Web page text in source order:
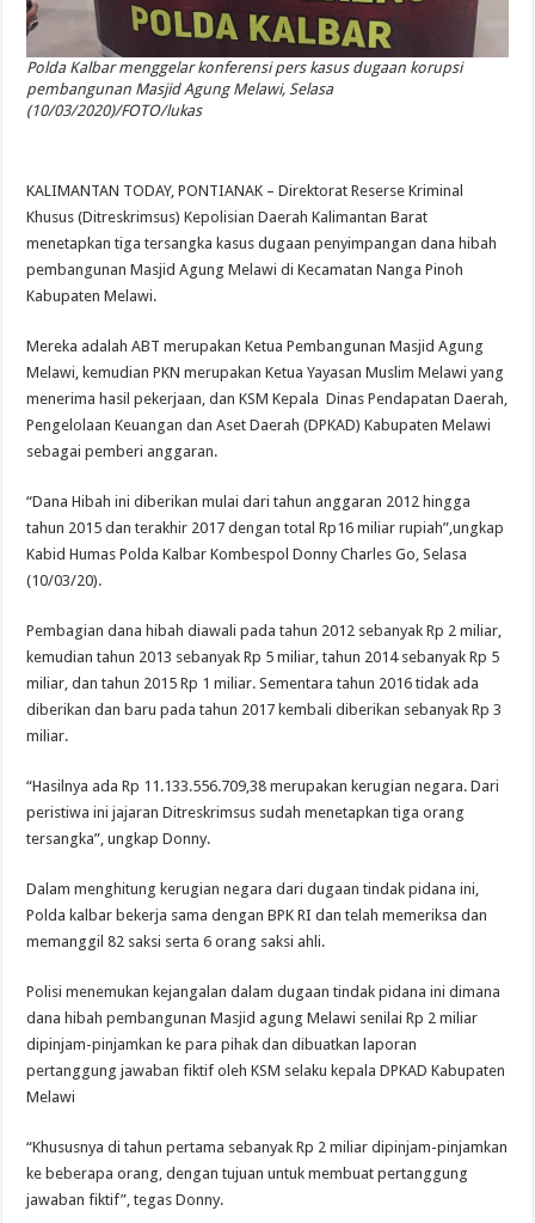
Polda Kalbar menggelar konferensi pers kasus dugaan korupsi
pembangunan Masjid Agung Melawi, Selasa
(10/03/2020)/FOTO/lukas
KALIMANTAN TODAY, PONTIANAK – Direktorat Reserse Kriminal
Khusus (Ditreskrimsus) Kepolisian Daerah Kalimantan Barat
menetapkan tiga tersangka kasus dugaan penyimpangan dana hibah
pembangunan Masjid Agung Melawi di Kecamatan Nanga Pinoh
Kabupaten Melawi.
Mereka adalah ABT merupakan Ketua Pembangunan Masjid Agung
Melawi, kemudian PKN merupakan Ketua Yayasan Muslim Melawi yang
menerima hasil pekerjaan, dan KSM Kepala Dinas Pendapatan Daerah,
Pengelolaan Keuangan dan Aset Daerah (DPKAD) Kabupaten Melawi
sebagai pemberi anggaran.
“Dana Hibah ini diberikan mulai dari tahun anggaran 2012 hingga
tahun 2015 dan terakhir 2017 dengan total Rp16 miliar rupiah”,ungkap
Kabid Humas Polda Kalbar Kombespol Donny Charles Go, Selasa
(10/03/20).
Pembagian dana hibah diawali pada tahun 2012 sebanyak Rp 2 miliar,
kemudian tahun 2013 sebanyak Rp 5 miliar, tahun 2014 sebanyak Rp 5
miliar, dan tahun 2015 Rp 1 miliar. Sementara tahun 2016 tidak ada
diberikan dan baru pada tahun 2017 kembali diberikan sebanyak Rp 3
miliar.
“Hasilnya ada Rp 11.133.556.709,38 merupakan kerugian negara. Dari
peristiwa ini jajaran Ditreskrimsus sudah menetapkan tiga orang
tersangka”, ungkap Donny.
Dalam menghitung kerugian negara dari dugaan tindak pidana ini,
Polda kalbar bekerja sama dengan BPK RI dan telah memeriksa dan
memanggil 82 saksi serta 6 orang saksi ahli.
Polisi menemukan kejangalan dalam dugaan tindak pidana ini dimana
dana hibah pembangunan Masjid agung Melawi senilai Rp 2 miliar
dipinjam-pinjamkan ke para pihak dan dibuatkan laporan
pertanggung jawaban fiktif oleh KSM selaku kepala DPKAD Kabupaten
Melawi
“Khususnya di tahun pertama sebanyak Rp 2 miliar dipinjam-pinjamkan
ke beberapa orang, dengan tujuan untuk membuat pertanggung
jawaban fiktif”, tegas Donny.